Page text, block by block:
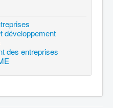
développement
des entreprises